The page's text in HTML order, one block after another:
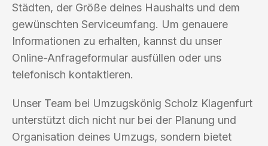
Städten, der Größe deines Haushalts und dem
gewünschten Serviceumfang. Um genauere
Informationen zu erhalten, kannst du unser
Online-Anfrageformular ausfüllen oder uns
telefonisch kontaktieren.
Unser Team bei Umzugskönig Scholz Klagenfurt
unterstützt dich nicht nur bei der Planung und
Organisation deines Umzugs, sondern bietet